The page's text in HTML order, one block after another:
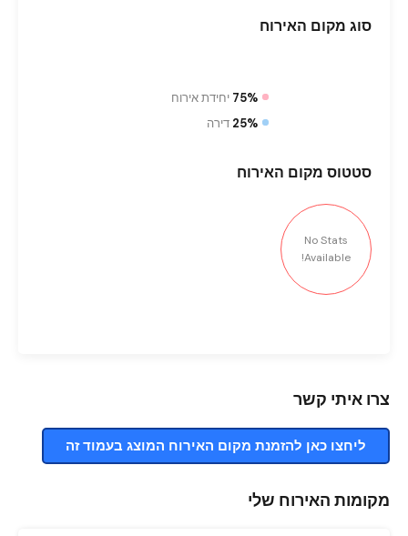
סוג מקום האירוח
75% יחידת אירוח
25% דירה
סטטוס מקום האירוח
No Stats
Available!
צרו איתי קשר
ליחצו כאן להזמנת מקום האירוח המוצג בעמוד זה
מקומות האירוח שלי